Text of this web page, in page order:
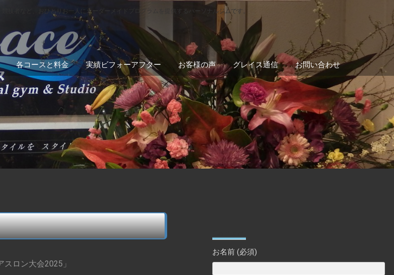
技者など、おひとりお一人にオーダーメイドプログラムを提供するパーソナルジムです。
各コースと料金 実績ビフォーアフター お客様の声 グレイス通信 お問い合わせ
スロン大会2025」
お名前 (必須)